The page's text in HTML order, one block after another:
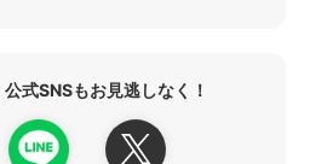
式SNSもお見逃しなく！